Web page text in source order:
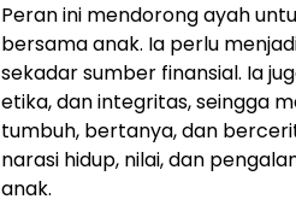
Peran ini mendorong ayah
bersama anak. Ia perlu
sekadar sumber finansial. Ia
etika, dan integritas, seingga
tumbuh, bertanya, dan
narasi hidup, nilai, dan
anak.